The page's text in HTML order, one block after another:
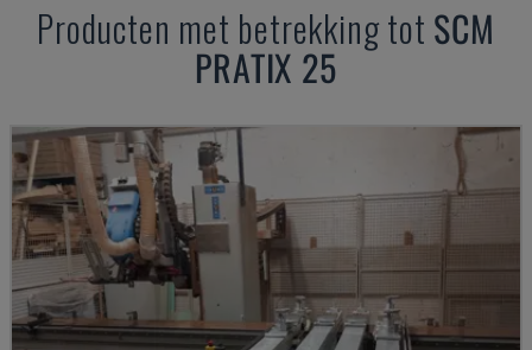
Producten met betrekking tot SCM
PRATIX 25